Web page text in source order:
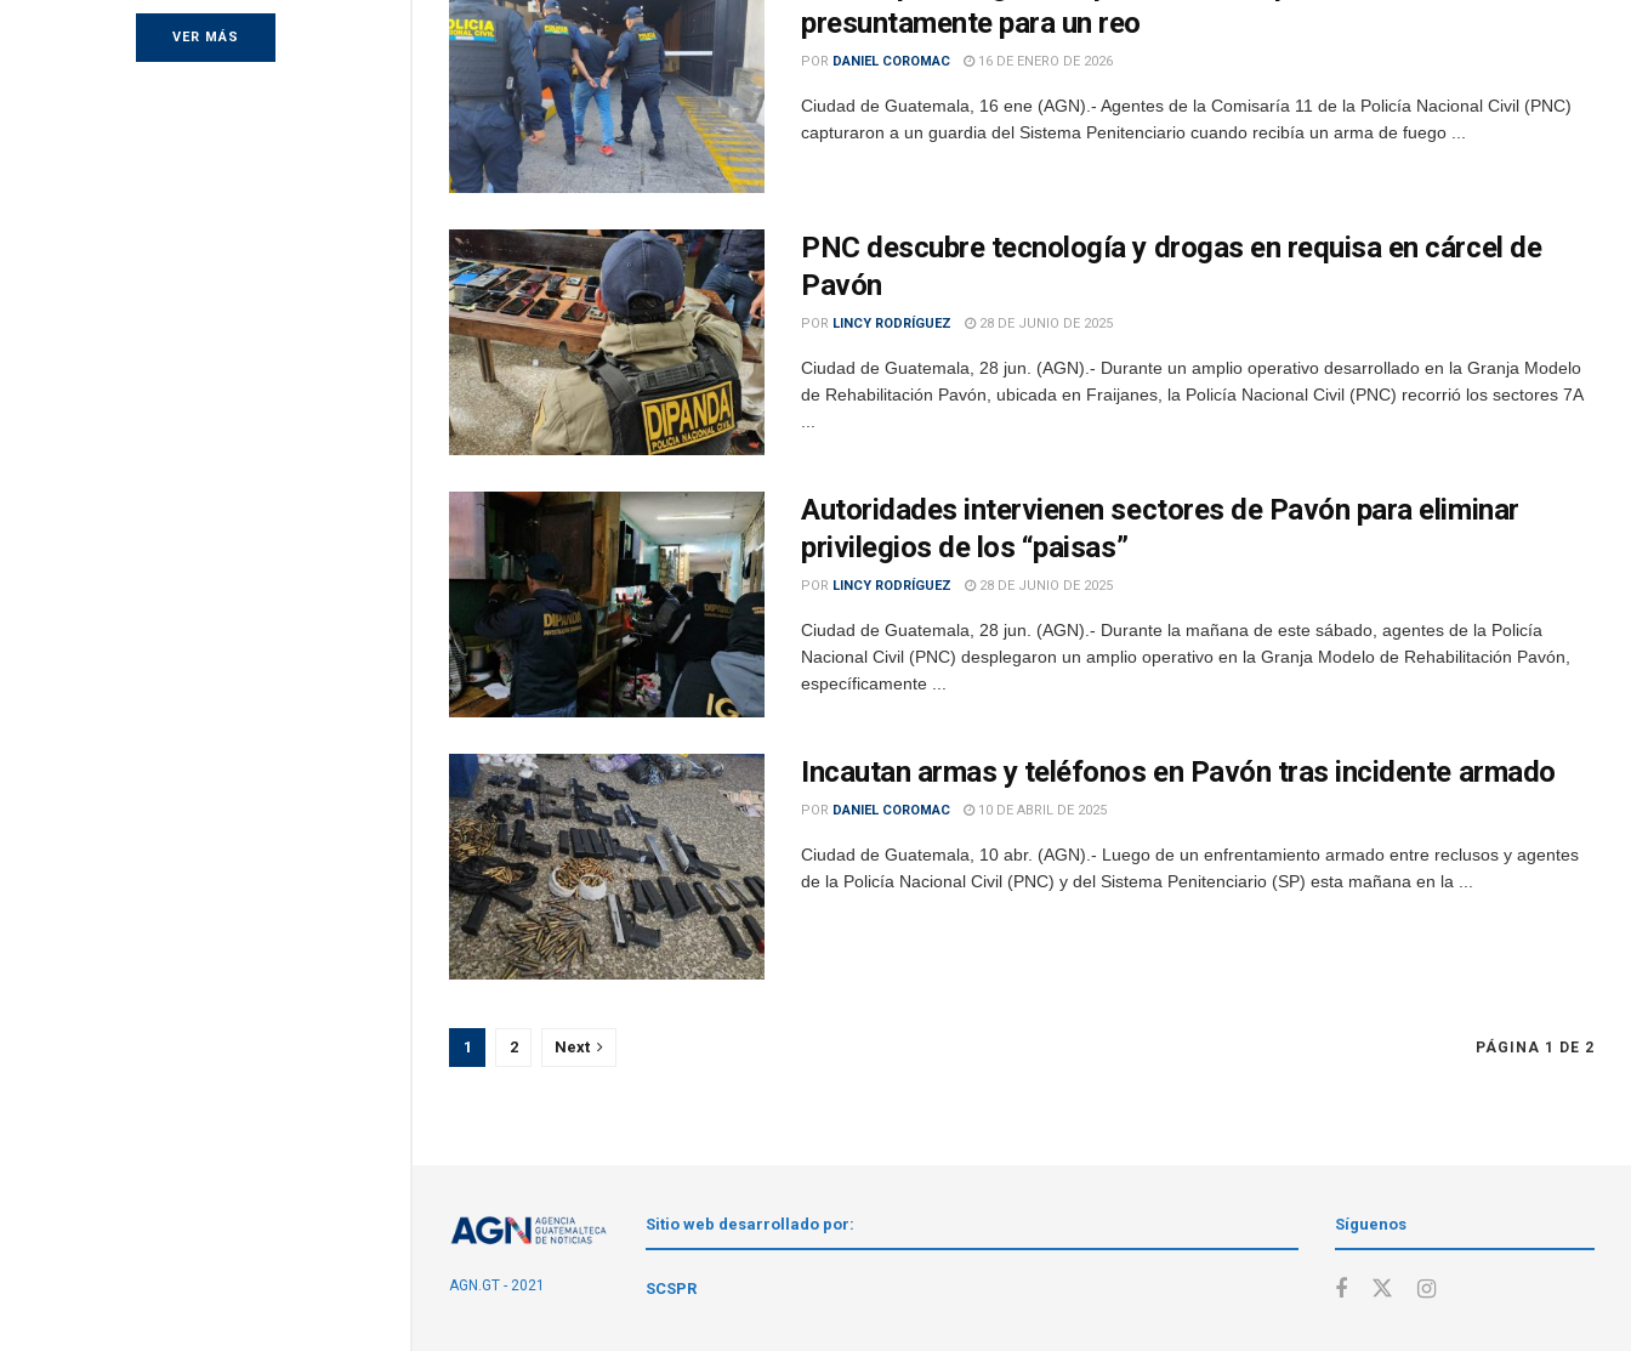
VER MÁS
presuntamente para un reo
POR DANIEL COROMAC 16 DE ENERO DE 2026
Ciudad de Guatemala, 16 ene (AGN).- Agentes de la Comisaría 11 de la Policía Nacional Civil (PNC)
capturaron a un guardia del Sistema Penitenciario cuando recibía un arma de fuego ...
PNC descubre tecnología y drogas en requisa en cárcel de
Pavón
POR LINCY RODRÍGUEZ 28 DE JUNIO DE 2025
Ciudad de Guatemala, 28 jun. (AGN).- Durante un amplio operativo desarrollado en la Granja Modelo
de Rehabilitación Pavón, ubicada en Fraijanes, la Policía Nacional Civil (PNC) recorrió los sectores 7A
...
Autoridades intervienen sectores de Pavón para eliminar
privilegios de los “paisas”
POR LINCY RODRÍGUEZ 28 DE JUNIO DE 2025
Ciudad de Guatemala, 28 jun. (AGN).- Durante la mañana de este sábado, agentes de la Policía
Nacional Civil (PNC) desplegaron un amplio operativo en la Granja Modelo de Rehabilitación Pavón,
específicamente ...
Incautan armas y teléfonos en Pavón tras incidente armado
POR DANIEL COROMAC 10 DE ABRIL DE 2025
Ciudad de Guatemala, 10 abr. (AGN).- Luego de un enfrentamiento armado entre reclusos y agentes
de la Policía Nacional Civil (PNC) y del Sistema Penitenciario (SP) esta mañana en la ...
PÁGINA 1 DE 2
1 2 Next
AGN.GT - 2021
Sitio web desarrollado por:
SCSPR
Síguenos